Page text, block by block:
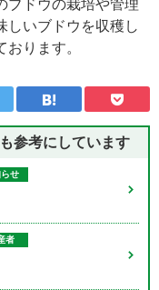
ブドウの栽培や管理
しいブドウを収穫し
ります。
参考にしています
せ
者